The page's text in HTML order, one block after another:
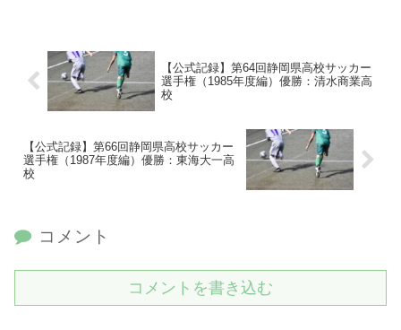
【公式記録】第64回静岡県高校サッカー
選手権（1985年度編）優勝：清水商業高
校
【公式記録】第66回静岡県高校サッカー
選手権（1987年度編）優勝：東海大一高
校
コメント
コメントを書き込む